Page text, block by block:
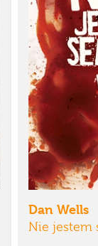
Dan Wells
Nie jestem